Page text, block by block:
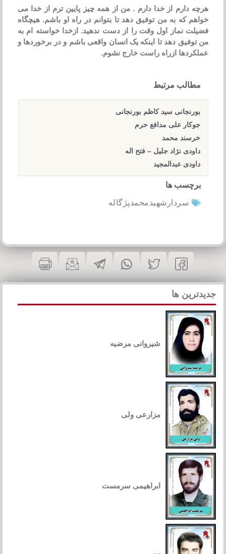
هرچه دارم از خدا دارم . من از همه چیز پایین ترم از خدا می
خواهم که به من توفیق دهد تا بتوانم در راه او باشم. هیچگاه
فضیلت نماز اول وقت را از دست ندهید. ازخدا خواسته ام به
من توفیق دهد تا اینکه یک انسان واقعی باشم و در برخوردها و
عملکردها ازراه راست خارج نشوم.
مطالب مرتبط
بورنجانی سید کاظم بورنجانی
جوکار علی مدافع حرم
خرسند محمد
داودی نژاد جلیل – فتح اله
داودی عبدالمجید
برچسب ها
سردارشهیدمحمدپژگاله
جدیدترین ها
شیروانی مرضیه
مزارعی ولی
ابراهیمی سرمست